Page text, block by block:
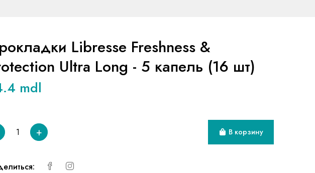
Libresse Freshness &
Ultra Long - 5 капель (16 шт)
mdl
+ В корзину